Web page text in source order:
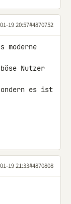
19 20:57#4870752
moderne
Nutzer
es ist
19 21:33#4870808